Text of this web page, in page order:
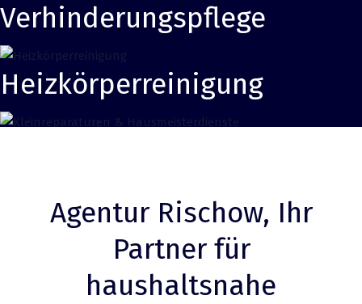
Verhinderungspflege
Heizkörperreinigung
Reinwassersystem
Agentur Rischow, Ihr
Partner für
haushaltsnahe